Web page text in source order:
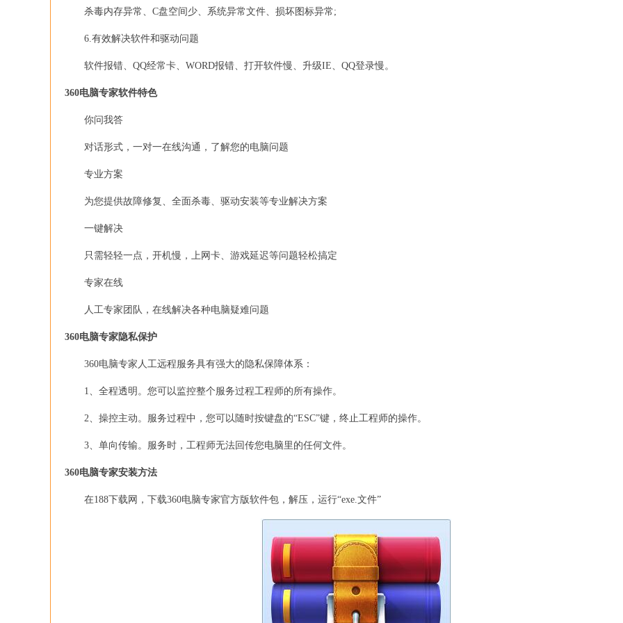
杀毒内存异常、C盘空间少、系统异常文件、损坏图标异常;
6.有效解决软件和驱动问题
软件报错、QQ经常卡、WORD报错、打开软件慢、升级IE、QQ登录慢。
360电脑专家软件特色
你问我答
对话形式，一对一在线沟通，了解您的电脑问题
专业方案
为您提供故障修复、全面杀毒、驱动安装等专业解决方案
一键解决
只需轻轻一点，开机慢，上网卡、游戏延迟等问题轻松搞定
专家在线
人工专家团队，在线解决各种电脑疑难问题
360电脑专家隐私保护
360电脑专家人工远程服务具有强大的隐私保障体系：
1、全程透明。您可以监控整个服务过程工程师的所有操作。
2、操控主动。服务过程中，您可以随时按键盘的“ESC”键，终止工程师的操作。
3、单向传输。服务时，工程师无法回传您电脑里的任何文件。
360电脑专家安装方法
在188下载网，下载360电脑专家官方版软件包，解压，运行“exe.文件”